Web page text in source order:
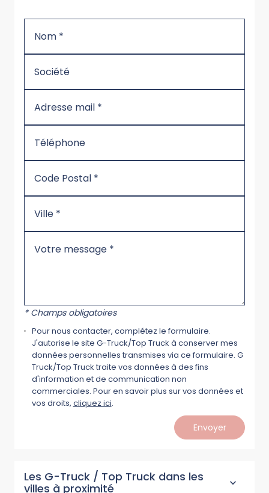
* Champs obligatoires
Pour nous contacter, complétez le formulaire.
J'autorise le site G-Truck/Top Truck à conserver mes
données personnelles transmises via ce formulaire. G
Truck/Top Truck traite vos données à des fins
d'information et de communication non
commerciales. Pour en savoir plus sur vos données et
vos droits, cliquez ici.
Envoyer
Les G-Truck / Top Truck dans les
villes à proximité